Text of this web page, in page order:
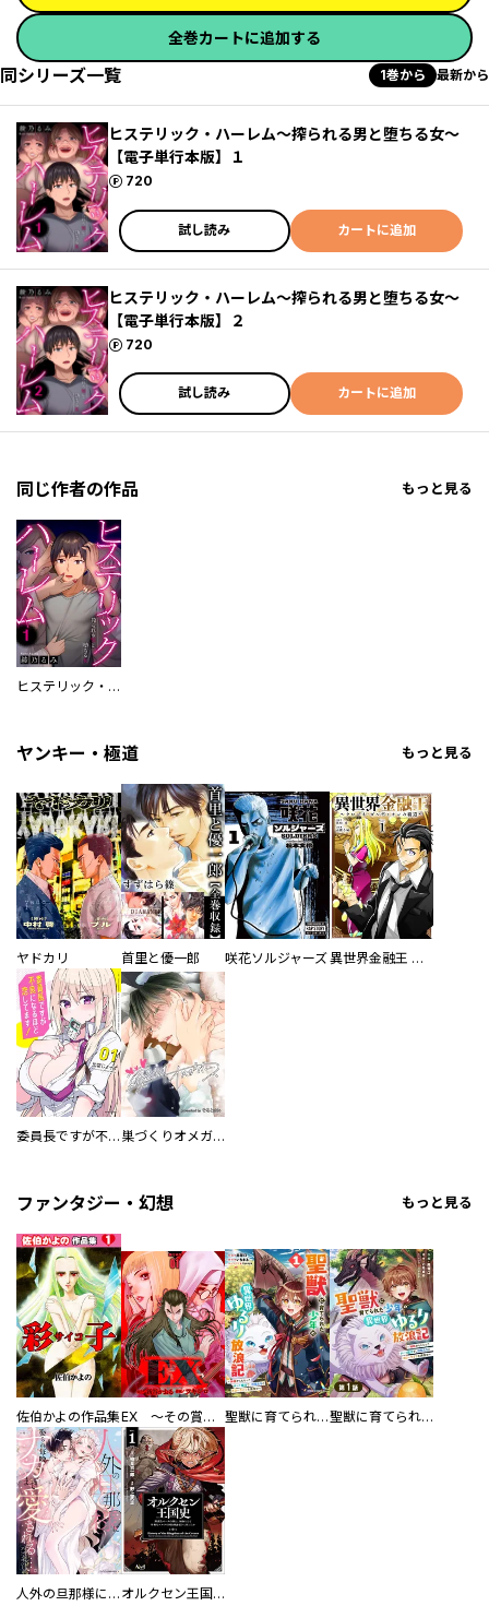
全巻カートに追加する
同シリーズ一覧 1巻から 最新から
ヒステリック・ハーレム～搾られる男と堕ちる女～
【電子単行本版】１
720
ポイント
試し読み カートに追加
ヒステリック・ハーレム～搾られる男と堕ちる女～
【電子単行本版】２
720
ポイント
試し読み カートに追加
同じ作者の作品 もっと見る
ヒステリック・ハーレム～搾られる男と堕ちる女～
ヤンキー・極道 もっと見る
ヤドカリ 首里と優一郎 咲花ソルジャーズ 異世界金融王 ～クローネ・ゴルディオンの覇道～
委員長ですが不良になるほど恋してます！ 巣づくりオメガバース
ファンタジー・幻想 もっと見る
佐伯かよの作品集 EX ～その賞金稼ぎは、世界の出口を探す～【単行本版】 聖獣に育てられた少年の異世界ゆるり放浪記～神様からもらったチート魔法で、仲間たちとスローライフを満喫中～ 聖獣に育てられた少年の異世界ゆるり放浪記～神様からもらったチート魔法で、仲間たちとスローライフを満喫中～【分冊版】
人外の旦那様に娶られ毎晩ナカまで愛される…。アンソロジー オルクセン王国史